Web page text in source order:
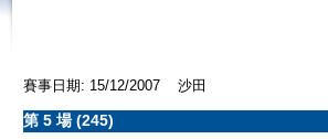
賽事日期: 15/12/2007 沙田
第 5 場 (245)